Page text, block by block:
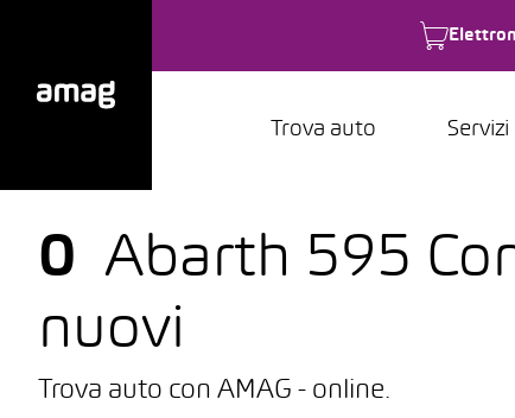
Trova auto Servizi
0 Abarth 595
nuovi
Trova auto con AMAG - online.